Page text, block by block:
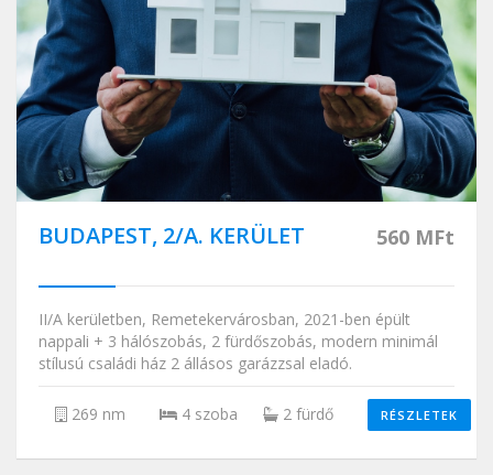
BUDAPEST, 2/A. KERÜLET 560 MFt
II/A kerületben, Remetekervárosban, 2021-ben épült
nappali + 3 hálószobás, 2 fürdőszobás, modern minimál
stílusú családi ház 2 állásos garázzsal eladó.
269 nm 4 szoba 2 fürdő RÉSZLETEK